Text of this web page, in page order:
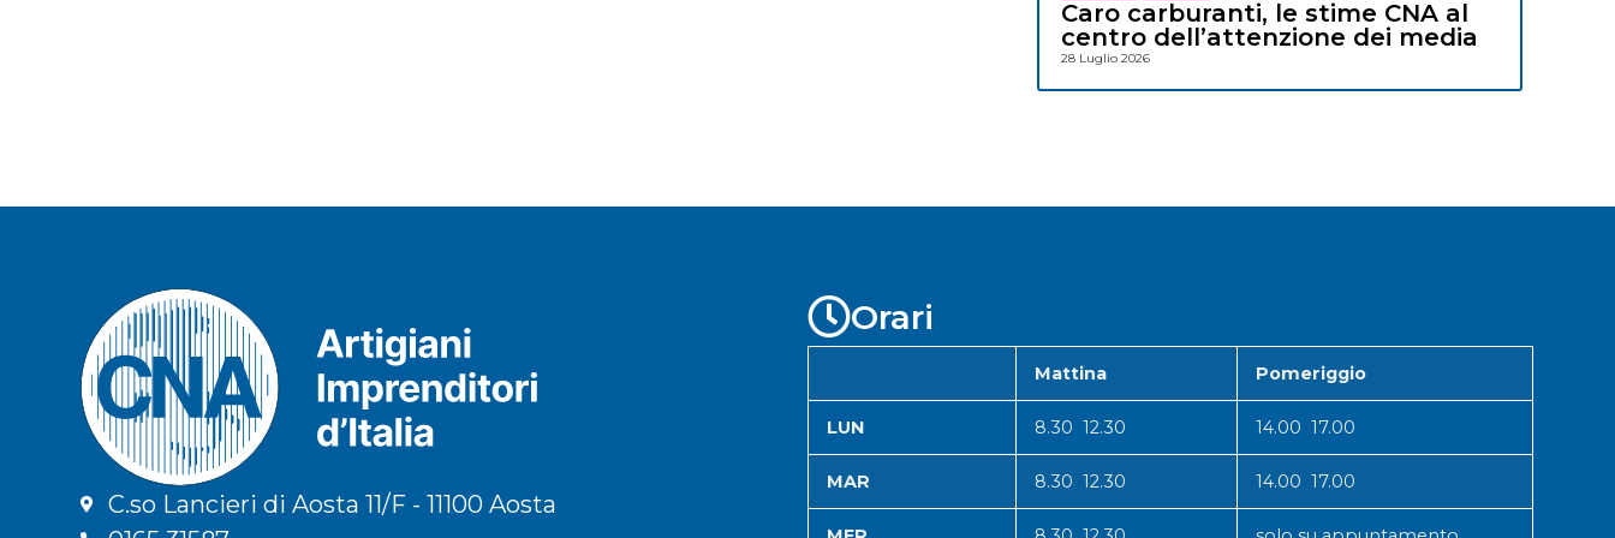
Caro carburanti, le stime CNA al
centro dell’attenzione dei media
28 Luglio 2026
C.so Lancieri di Aosta 11/F - 11100 Aosta
Orari
Mattina Pomeriggio
LUN 8.30 12.30 14.00 17.00
MAR 8.30 12.30 14.00 17.00